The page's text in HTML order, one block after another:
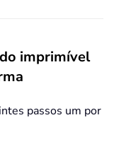
imprimível
passos um por